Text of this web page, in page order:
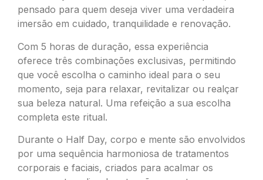
pensado para quem deseja viver uma verdadeira
imersão em cuidado, tranquilidade e renovação.
Com 5 horas de duração, essa experiência
oferece três combinações exclusivas, permitindo
que você escolha o caminho ideal para o seu
momento, seja para relaxar, revitalizar ou realçar
sua beleza natural. Uma refeição a sua escolha
completa este ritual.
Durante o Half Day, corpo e mente são envolvidos
por uma sequência harmoniosa de tratamentos
corporais e faciais, criados para acalmar os